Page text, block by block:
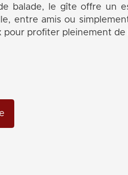
balade, le gîte offre un
entre amis ou
profiter pleinement de